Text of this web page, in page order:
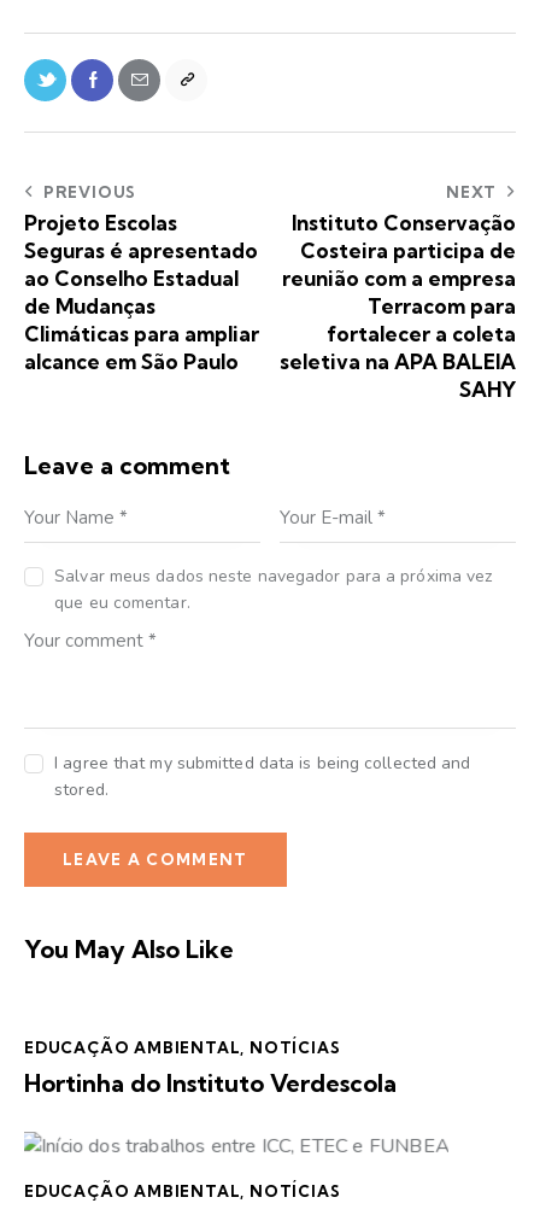
PREVIOUS
Projeto Escolas
Seguras é apresentado
ao Conselho Estadual
de Mudanças
Climáticas para ampliar
alcance em São Paulo
NEXT
Instituto Conservação
Costeira participa de
reunião com a empresa
Terracom para
fortalecer a coleta
seletiva na APA BALEIA
SAHY
Leave a comment
Salvar meus dados neste navegador para a próxima vez
que eu comentar.
I agree that my submitted data is being collected and
stored.
You May Also Like
EDUCAÇÃO AMBIENTAL NOTÍCIAS
Hortinha do Instituto Verdescola
EDUCAÇÃO AMBIENTAL NOTÍCIAS